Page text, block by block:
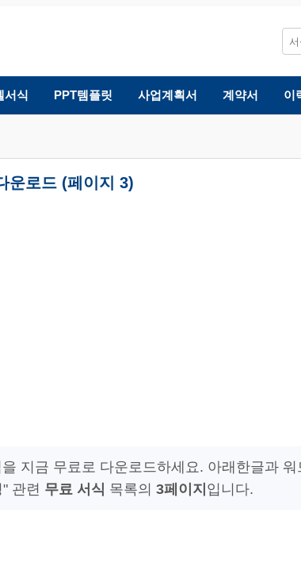
서식 PPT템플릿 사업계획서 계약서 이
운로드 (페이지 3)
지금 무료로 다운로드하세요. 아래한글과 워
관련 무료 서식 목록의 3페이지 입니다.